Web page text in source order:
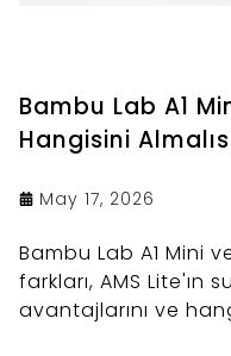
Bambu Lab A1
Hangisini
May 17, 2026
Bambu Lab A1 Mini
farkları, AMS Lite'ın
avantajlarını ve